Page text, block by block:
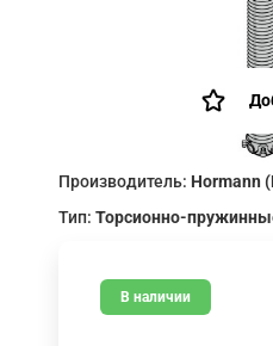
Производитель: Hormann
Тип: Торсионно-
В наличии